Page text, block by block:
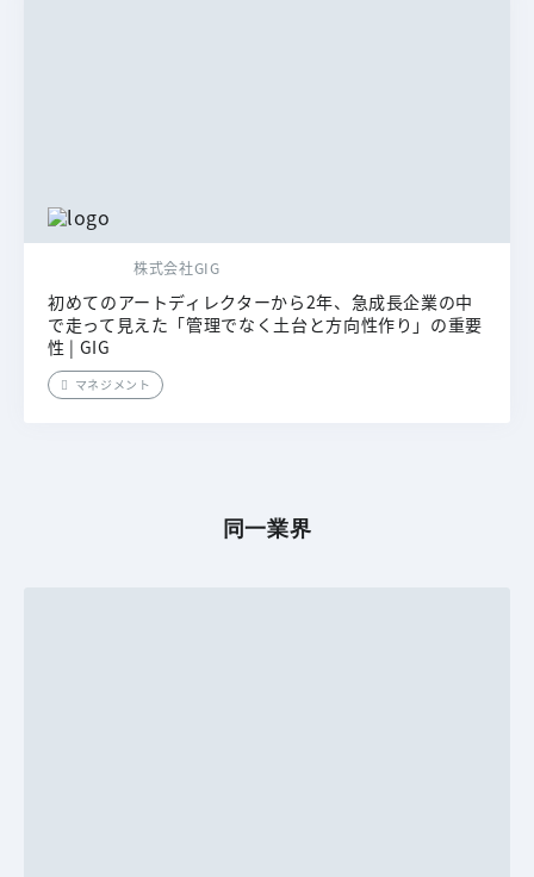
株式会社GIG
初めてのアートディレクターから2年、急成長企業の中
で走って見えた「管理でなく土台と方向性作り」の重要
性 | GIG
マネジメント
同一業界